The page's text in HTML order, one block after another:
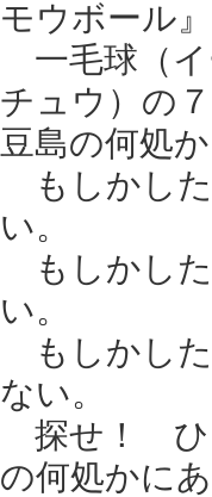
モウボール
一毛球（イ
チュウ）の
豆島の何処
もしかした
い。
もしかした
い。
もしかした
ない。
探せ！ ひ
の何処かに